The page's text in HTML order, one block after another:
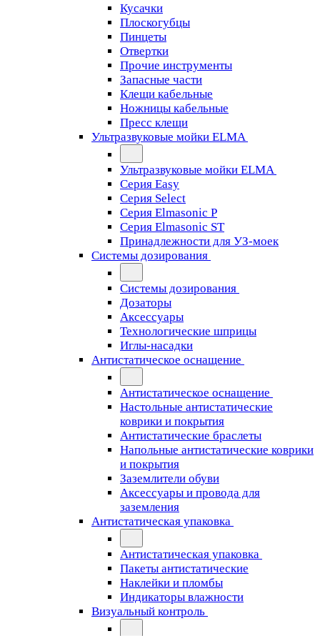
Кусачки
Плоскогубцы
Пинцеты
Отвертки
Прочие инструменты
Запасные части
Клещи кабельные
Ножницы кабельные
Пресс клещи
Ультразвуковые мойки ELMA
Ультразвуковые мойки ELMA
Серия Easy
Серия Select
Серия Elmasonic P
Серия Elmasonic ST
Принадлежности для УЗ-моек
Системы дозирования
Системы дозирования
Дозаторы
Аксессуары
Технологические шприцы
Иглы-насадки
Антистатическое оснащение
Антистатическое оснащение
Настольные антистатические
коврики и покрытия
Антистатические браслеты
Напольные антистатические коврики
и покрытия
Заземлители обуви
Аксессуары и провода для
заземления
Антистатическая упаковка
Антистатическая упаковка
Пакеты антистатические
Наклейки и пломбы
Индикаторы влажности
Визуальный контроль